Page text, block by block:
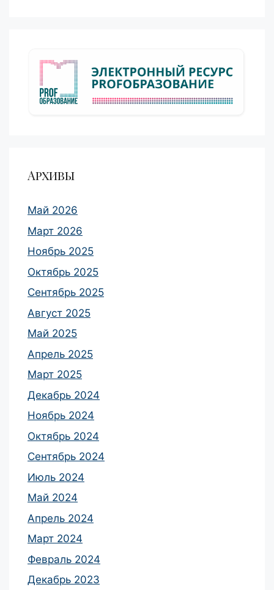
Архивы
Май 2026
Март 2026
Ноябрь 2025
Октябрь 2025
Сентябрь 2025
Август 2025
Май 2025
Апрель 2025
Март 2025
Декабрь 2024
Ноябрь 2024
Октябрь 2024
Сентябрь 2024
Июль 2024
Май 2024
Апрель 2024
Март 2024
Февраль 2024
Декабрь 2023